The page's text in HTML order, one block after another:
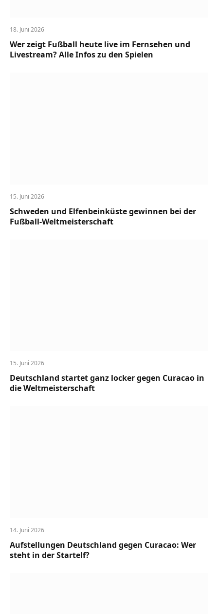
18. Juni 2026
Wer zeigt Fußball heute live im Fernsehen und
Livestream? Alle Infos zu den Spielen
15. Juni 2026
Schweden und Elfenbeinküste gewinnen bei der
Fußball-Weltmeisterschaft
15. Juni 2026
Deutschland startet ganz locker gegen Curacao in
die Weltmeisterschaft
14. Juni 2026
Aufstellungen Deutschland gegen Curacao: Wer
steht in der Startelf?